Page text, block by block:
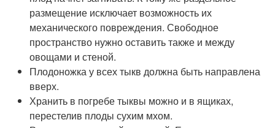
размещение исключает возможность их
механического повреждения. Свободное
пространство нужно оставить также и между
овощами и стеной.
Плодоножка у всех тыкв должна быть направлена
вверх.
Хранить в погребе тыквы можно и в ящиках,
перестелив плоды сухим мхом.